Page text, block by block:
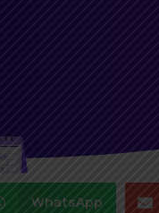
WhatsApp